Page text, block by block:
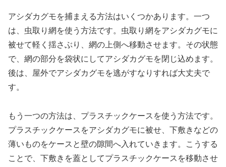
アシダカグモを捕まえる方法はいくつかあります。一つ
は、虫取り網を使う方法です。虫取り網をアシダカグモに
被せて軽く揺さぶり、網の上側へ移動させます。その状態
で、網の部分を袋状にしてアシダカグモを閉じ込めます。
後は、屋外でアシダカグモを逃がすなりすれば大丈夫で
す。
もう一つの方法は、プラスチックケースを使う方法です。
プラスチックケースをアシダカグモに被せ、下敷きなどの
薄いものをケースと壁の隙間へ入れていきます。こうする
ことで、下敷きを蓋としてプラスチックケースを移動させ